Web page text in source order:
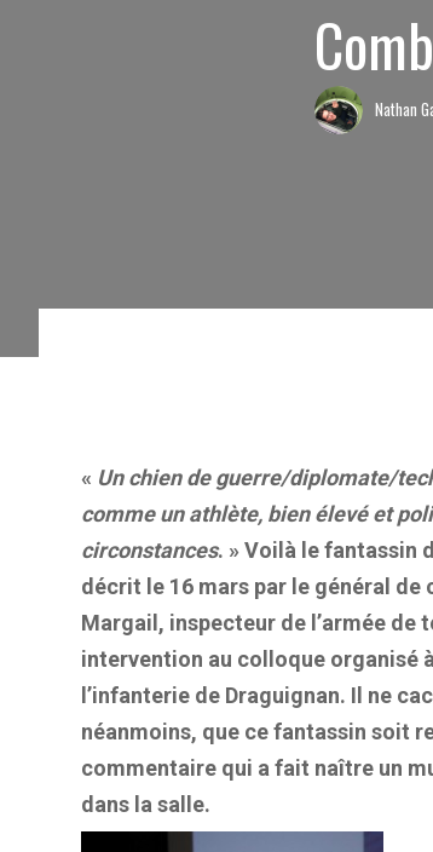
Nathan
« Un chien de guerre/diplomate/
comme un athlète, bien élevé et
circonstances. » Voilà le fantassin
décrit le 16 mars par le général de
Margail, inspecteur de l’armée de
intervention au colloque organisé
l’infanterie de Draguignan. Il ne
néanmoins, que ce fantassin soit
commentaire qui a fait naître un
dans la salle.